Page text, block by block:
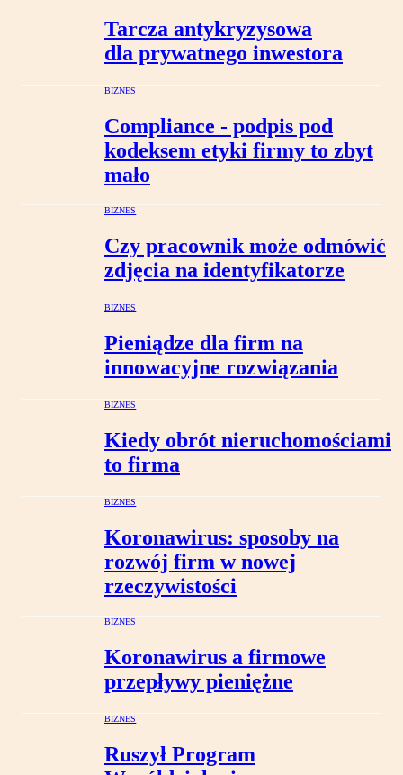
Tarcza antykryzysowa
dla prywatnego inwestora
BIZNES
Compliance - podpis pod
kodeksem etyki firmy to zbyt
mało
BIZNES
Czy pracownik może odmówić
zdjęcia na identyfikatorze
BIZNES
Pieniądze dla firm na
innowacyjne rozwiązania
BIZNES
Kiedy obrót nieruchomościami
to firma
BIZNES
Koronawirus: sposoby na
rozwój firm w nowej
rzeczywistości
BIZNES
Koronawirus a firmowe
przepływy pieniężne
BIZNES
Ruszył Program